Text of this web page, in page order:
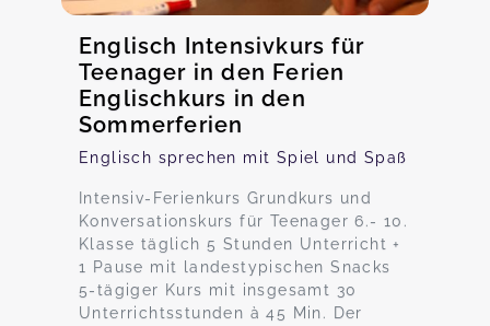
Englisch Intensivkurs für
Teenager in den Ferien
Englischkurs in den
Sommerferien
Englisch sprechen mit Spiel und Spaß
Intensiv-Ferienkurs Grundkurs und
Konversationskurs für Teenager 6.- 10.
Klasse täglich 5 Stunden Unterricht +
1 Pause mit landestypischen Snacks
5-tägiger Kurs mit insgesamt 30
Unterrichtsstunden à 45 Min. Der